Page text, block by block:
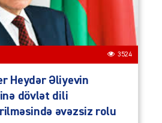
3524
Heydər Əliyevin
dövlət dili
əvəzsiz rolu